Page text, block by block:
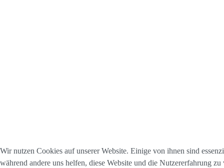
Wir nutzen Cookies auf unserer Website. Einige von ihnen sind
während andere uns helfen, diese Website und die Nutzererfahrung